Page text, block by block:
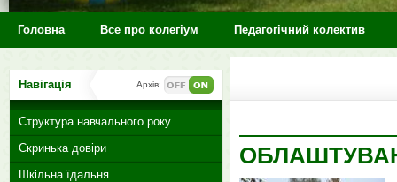
Головна Все про колегіум Педагогічний колектив
Навігація Архів:
Структура навчального року
Скринька довіри
Шкільна їдальня